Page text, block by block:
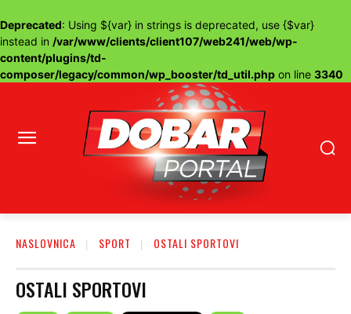
Deprecated: Using ${var} in strings is deprecated, use {$var}
instead in /var/www/clients/client107/web241/web/wp-
content/plugins/td-
composer/legacy/common/wp_booster/td_util.php on line 3340
NASLOVNICA SPORT OSTALI SPORTOVI
OSTALI SPORTOVI